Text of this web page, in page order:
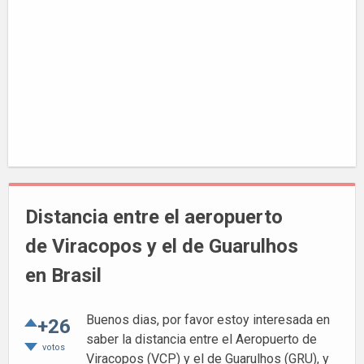
Distancia entre el aeropuerto
de Viracopos y el de Guarulhos
en Brasil
+26
votos
Buenos dias, por favor estoy interesada en
saber la distancia entre el Aeropuerto de
Viracopos (VCP) y el de Guarulhos (GRU), y